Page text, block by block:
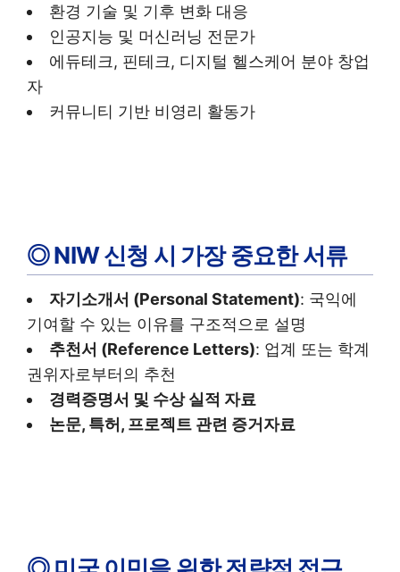
환경 기술 및 기후 변화 대응
인공지능 및 머신러닝 전문가
에듀테크, 핀테크, 디지털 헬스케어 분야 창업
자
커뮤니티 기반 비영리 활동가
◎ NIW 신청 시 가장 중요한 서류
자기소개서 (Personal Statement): 국익에
기여할 수 있는 이유를 구조적으로 설명
추천서 (Reference Letters): 업계 또는 학계
권위자로부터의 추천
경력증명서 및 수상 실적 자료
논문, 특허, 프로젝트 관련 증거자료